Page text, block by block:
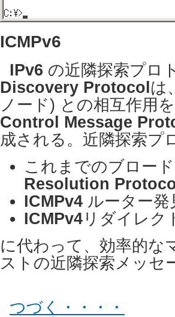
ICMPv6
IPv6 の近隣探索プロ
Discovery Protocol は
ノード) との相互作用
Control Message
成される。近隣探索プ
これまでのブロー
Resolution
ICMPv4 ルーター
ICMPv4 リダイレク
に代わって、効率的な
ストの近隣探索メッセ
つづく・・・・